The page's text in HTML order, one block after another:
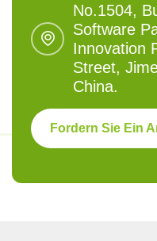
No.1504,
Software
Innovation
Street,
China.
Fordern Sie Ein